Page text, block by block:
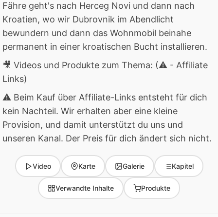
Fähre geht's nach Herceg Novi und dann nach
Kroatien, wo wir Dubrovnik im Abendlicht
bewundern und dann das Wohnmobil beinahe
permanent in einer kroatischen Bucht installieren.
🎥 Videos und Produkte zum Thema: (⚠ - Affiliate
Links)
⚠ Beim Kauf über Affiliate-Links entsteht für dich
kein Nachteil. Wir erhalten aber eine kleine
Provision, und damit unterstützt du uns und
unseren Kanal. Der Preis für dich ändert sich nicht.
Video Karte Galerie Kapitel
Verwandte Inhalte Produkte